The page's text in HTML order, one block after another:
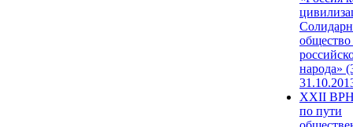
народа»
XXII
по пути